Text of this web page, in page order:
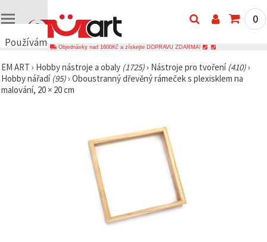
Používáme
🍪
Používáme
cookies a
0
Objednávky nad 1600Kč a získejte DOPRAVU ZDARMA!
EM ART › Hobby nástroje a obaly (1725)› Nástroje pro tvoření (410)›
Hobby nářadí (95)› Oboustranný dřevěný rámeček s plexisklem na
malování, 20 × 20 cm